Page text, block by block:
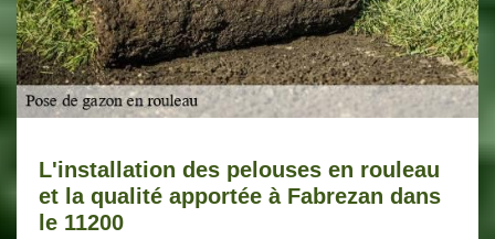
L'installation des pelouses en rouleau
et la qualité apportée à Fabrezan dans
le 11200